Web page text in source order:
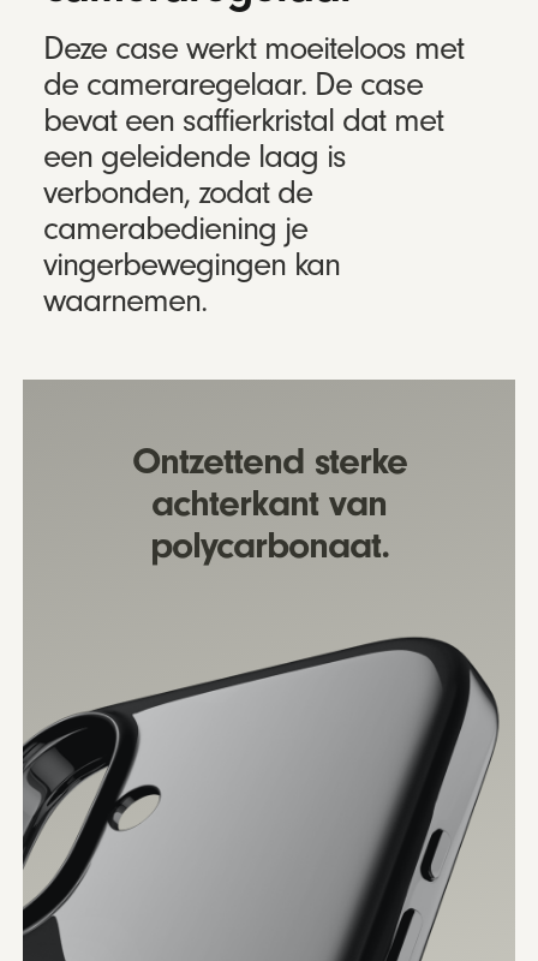
Deze case werkt moeiteloos met
de cameraregelaar. De case
bevat een saffierkristal dat met
een geleidende laag is
verbonden, zodat de
camerabediening je
vingerbewegingen kan
waarnemen.
Ontzettend sterke
achterkant van
polycarbonaat.